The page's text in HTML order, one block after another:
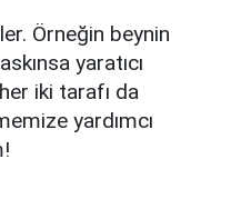
Örneğin beynin
yaratıcı
iki tarafı da
yardımcı